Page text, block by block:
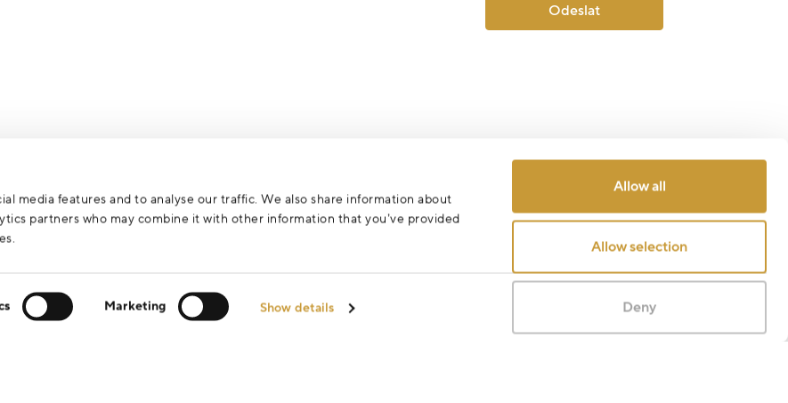
media features and to analyse our traffic. We also share information about
partners who may combine it with other information that you’ve provided
Marketing Show details
Allow all
Allow selection
Deny
Odeslat